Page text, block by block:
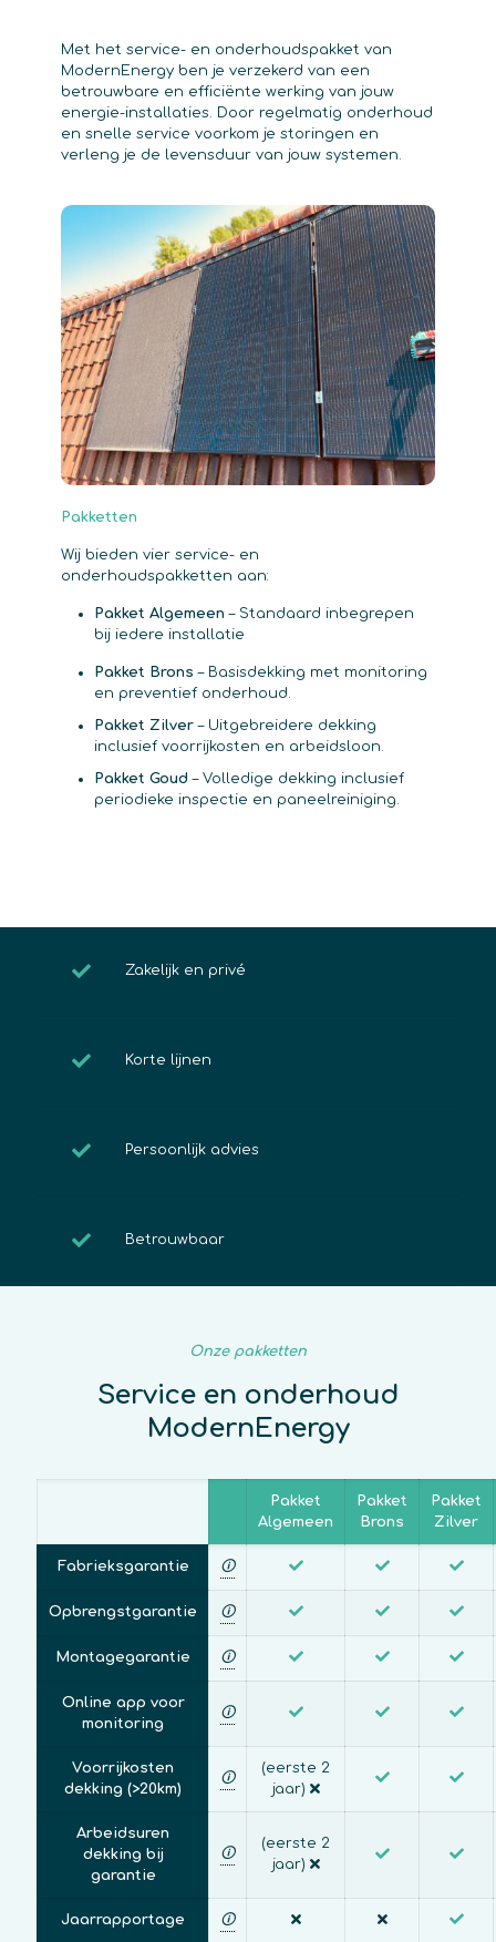
Met het service- en onderhoudspakket van
ModernEnergy ben je verzekerd van een
betrouwbare en efficiënte werking van jouw
energie-installaties. Door regelmatig onderhoud
en snelle service voorkom je storingen en
verleng je de levensduur van jouw systemen.
Pakketten
Wij bieden vier service- en
onderhoudspakketten aan:
Pakket Algemeen– Standaard inbegrepen
bij iedere installatie
Pakket Brons – Basisdekking met monitoring
en preventief onderhoud.
Pakket Zilver – Uitgebreidere dekking
inclusief voorrijkosten en arbeidsloon.
Pakket Goud – Volledige dekking inclusief
periodieke inspectie en paneelreiniging.
Zakelijk en privé
Korte lijnen
Persoonlijk advies
Betrouwbaar
Onze pakketten
Service en onderhoud
ModernEnergy
Pakket
Algemeen
Pakket
Brons
Pakket
Zilver
Fabrieksgarantie 🛈
Opbrengstgarantie 🛈
Montagegarantie 🛈
Online app voor
monitoring
🛈
Voorrijkosten
dekking (>20km)
🛈
(eerste 2
jaar)
Arbeidsuren
dekking bij
garantie
🛈
(eerste 2
jaar)
Jaarrapportage 🛈